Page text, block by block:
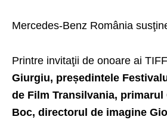
Mercedes-Benz România
Printre invitaţii de onoare ai
Giurgiu, președintele
de Film Transilvania, primarul
Boc, directorul de imagine